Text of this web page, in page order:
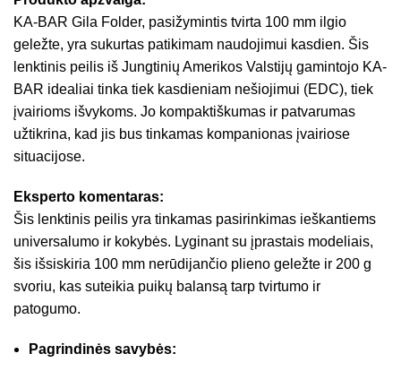
KA-BAR Gila Folder, pasižymintis tvirta 100 mm ilgio
geležte, yra sukurtas patikimam naudojimui kasdien. Šis
lenktinis peilis iš Jungtinių Amerikos Valstijų gamintojo KA-
BAR idealiai tinka tiek kasdieniam nešiojimui (EDC), tiek
įvairioms išvykoms. Jo kompaktiškumas ir patvarumas
užtikrina, kad jis bus tinkamas kompanionas įvairiose
situacijose.
Eksperto komentaras:
Šis lenktinis peilis yra tinkamas pasirinkimas ieškantiems
universalumo ir kokybės. Lyginant su įprastais modeliais,
šis išsiskiria 100 mm nerūdijančio plieno geležte ir 200 g
svoriu, kas suteikia puikų balansą tarp tvirtumo ir
patogumo.
Pagrindinės savybės: